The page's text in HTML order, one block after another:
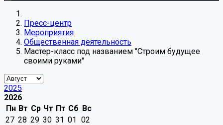
Пресс-центр
Мероприятия
Общественная деятельность
Мастер-класс под названием "Строим будущее
своими руками"
2025
2026
Пн Вт Ср Чт Пт Сб Вс
27 28 29 30 31 01 02